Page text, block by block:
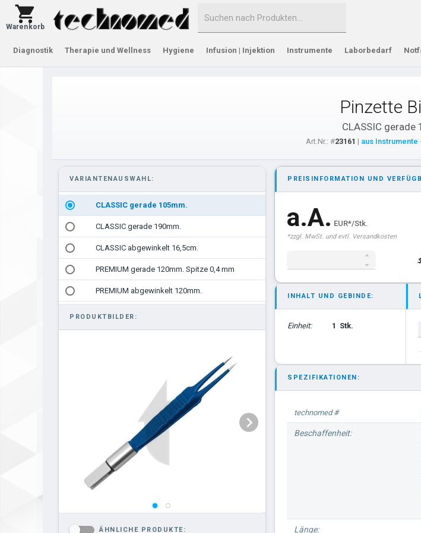
Warenkorb
Diagnostik Therapie und Wellness Hygiene Infusion | Injektion Instrumente Laborbedarf
Pinzette
CLASSIC gerade
Art.Nr.: #23161 | aus Instrumente
VARIANTENAUSWAHL:
CLASSIC gerade 105mm.
CLASSIC gerade 190mm.
CLASSIC abgewinkelt 16,5cm.
PREMIUM gerade 120mm. Spitze 0,4 mm
PREMIUM abgewinkelt 120mm.
PRODUKTBILDER:
ÄHNLICHE PRODUKTE:
PREISINFORMATION UND
a.A. EUR*/Stk.
*zzgl. MwSt. und evtl. Versandkosten
INHALT UND GEBINDE:
Einheit: 1 Stk.
SPEZIFIKATIONEN:
technomed #
Beschaffenheit:
Länge: